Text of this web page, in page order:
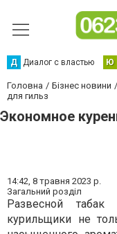
Д Диалог с властью Ю
Головна Бізнес новини
для гильз
Экономное
14:42, 8 травня 2023 р.
Загальний розділ
Развесной
курильщики не